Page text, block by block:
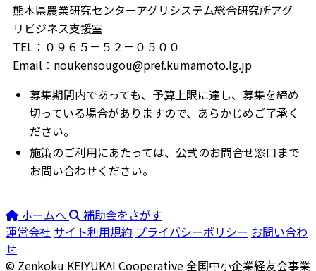
熊本県農業研究センターアグリシステム総合研究所アグ
リビジネス支援室
TEL：０９６５－５２－０５００
Email：noukensougou@pref.kumamoto.lg.jp
募集期間内であっても、予算上限に達し、募集を締め
切っている場合がありますので、あらかじめご了承く
ださい。
施策のご利用にあたっては、公式のお問合せ窓口まで
お問い合わせください。
ホームへ
補助金をさがす
運営会社 サイト利用規約 プライバシーポリシー お問い合わ
せ
© Zenkoku KEIYUKAI Cooperative全国中小企業経友会事業